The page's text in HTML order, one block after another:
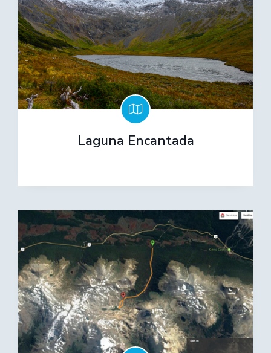
Laguna Encantada